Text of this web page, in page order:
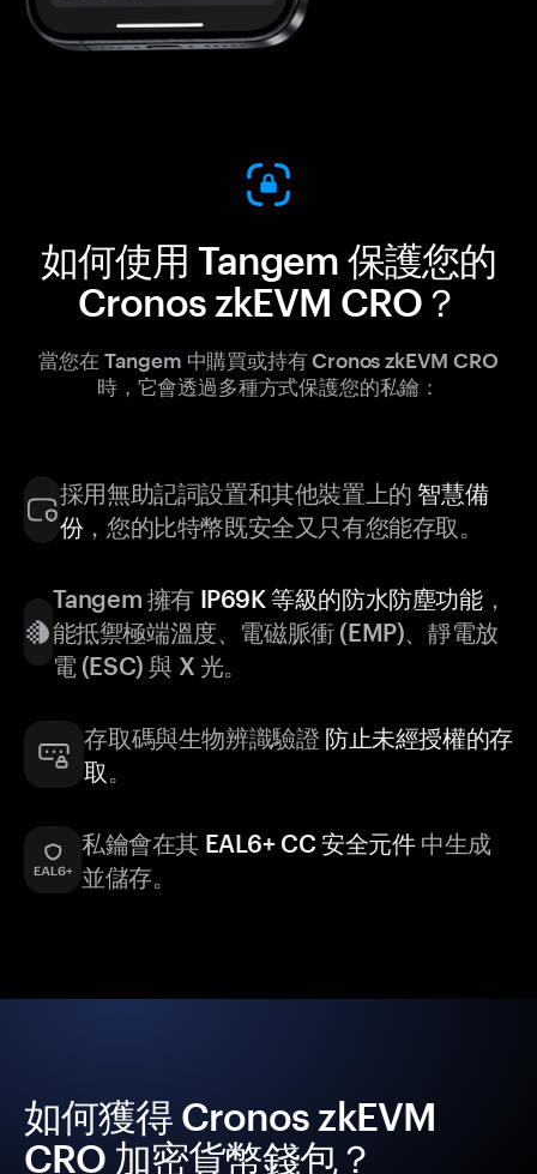
如何使用 Tangem 保護您的
Cronos zkEVM CRO？
當您在 Tangem 中購買或持有 Cronos zkEVM CRO
時，它會透過多種方式保護您的私鑰：
採用無助記詞設置和其他裝置上的 智慧備
份，您的比特幣既安全又只有您能存取。
Tangem 擁有 IP69K 等級的防水防塵功能，
能抵禦極端溫度、電磁脈衝 (EMP)、靜電放
電 (ESC) 與 X 光。
存取碼與生物辨識驗證 防止未經授權的存
取 。
私鑰會在其 EAL6+ CC 安全元件中生成
並儲存。
如何獲得 Cronos zkEVM
CRO 加密貨幣錢包？